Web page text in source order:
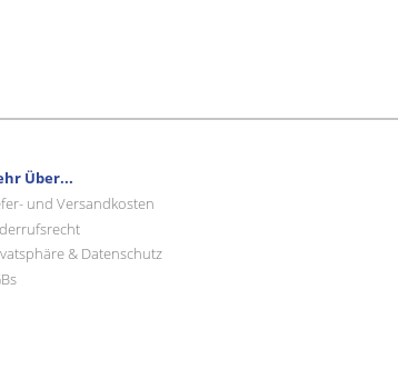
Über...
und Versandkosten
& Datenschutz